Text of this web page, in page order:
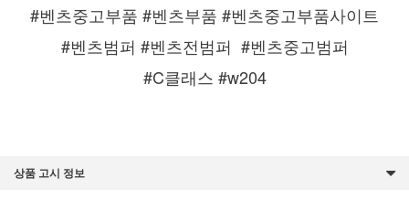
#벤츠중고부품 #벤츠부품 #벤츠중고부품사이트
#벤츠범퍼 #벤츠전범퍼 #벤츠중고범퍼
#C클래스 #w204
상품 고시 정보